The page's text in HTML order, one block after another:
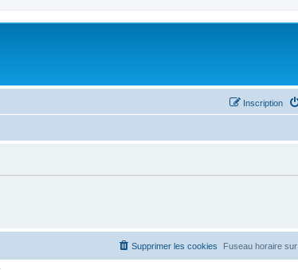
Inscription
Fuseau horaire sur
Supprimer les cookies